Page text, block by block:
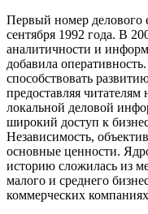
Первый номер делового
сентября 1992 года. В
аналитичности и
добавила
способствовать
предоставляя
локальной деловой
широкий доступ к
Независимость,
основные ценности.
историю сложилась из
малого и среднего
коммерческих